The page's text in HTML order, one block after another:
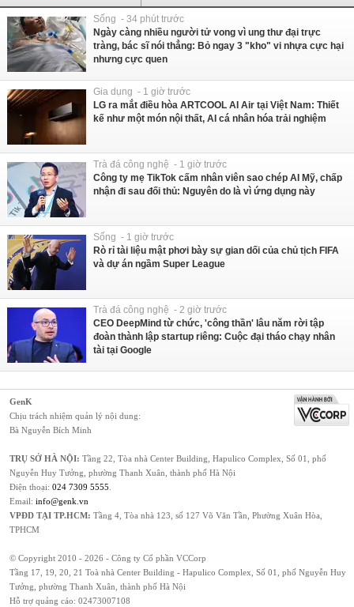
Sống - 34 phút trước
Ngày càng nhiều người tử vong vì ung thư đại trực
tràng, bác sĩ nói thẳng: Bỏ ngay 3 "kho" vi nhựa cực hại
nhưng cực quen
Gia dụng - 1 giờ trước
LG ra mắt điều hòa ARTCOOL AI Air tại Việt Nam: Thiết
kế như một món nội thất, AI cá nhân hóa trải nghiệm
Trà đá công nghệ - 1 giờ trước
Công ty mẹ TikTok cấm nhân viên sao chép AI Mỹ, chấp
nhận đi sau đối thủ: Nguyên do là vì ứng dụng này
Sống - 1 giờ trước
Rò rỉ tài liệu mật phơi bày sự gian dối của chủ tịch FIFA
và dự án ngầm Super League
Trà đá công nghệ - 2 giờ trước
CEO DeepMind từ chức, 'công thần' lâu năm rời tập
đoàn thành lập startup riêng: Cuộc đại tháo chạy nhân
tài tại Google
GenK
Chịu trách nhiệm quản lý nội dung:
Bà Nguyễn Bích Minh
TRỤ SỞ HÀ NỘI: Tầng 22, Tòa nhà Center Building, Hapulico Complex, Số 01, phố
Nguyễn Huy Tưởng, phường Thanh Xuân, thành phố Hà Nội
Điện thoại: 024 7309 5555
Email: info@genk.vn
VPĐD TẠI TP.HCM: Tầng 4, Tòa nhà 123, số 127 Võ Văn Tần, Phường Xuân Hòa,
TPHCM
© Copyright 2010 - 2026 - Công ty Cổ phần VCCorp
Tầng 17, 19, 20, 21 Toà nhà Center Building - Hapulico Complex, Số 01, phố Nguyễn Huy
Tưởng, phường Thanh Xuân, thành phố Hà Nội
Hỗ trợ quảng cáo: 02473007108